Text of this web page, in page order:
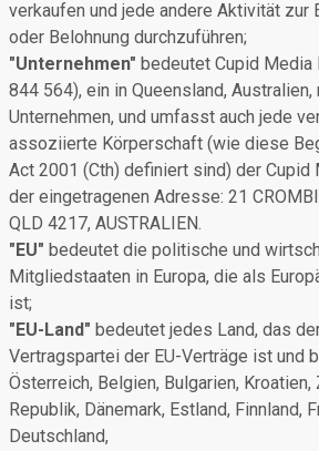
verkaufen und jede andere Aktivität zur
oder Belohnung durchzuführen;
"Unternehmen" bedeutet Cupid Media
844 564), ein in Queensland,
Unternehmen, und umfasst auch jede
assoziierte Körperschaft (wie diese
Act 2001 (Cth) definiert sind) der Cupid
der eingetragenen Adresse: 21
QLD 4217, AUSTRALIEN.
"EU" bedeutet die politische und
Mitgliedstaaten in Europa, die als
ist;
"EU-Land" bedeutet jedes Land, das
Vertragspartei der EU-Verträge ist und
Österreich, Belgien, Bulgarien,
Republik, Dänemark, Estland, Finnland,
Deutschland,